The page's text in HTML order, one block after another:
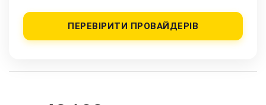
ПЕРЕВІРИТИ ПРОВАЙДЕРІВ